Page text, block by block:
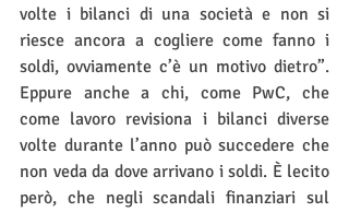
volte i bilanci di una società e non si
riesce ancora a cogliere come fanno i
soldi, ovviamente c’è un motivo dietro”.
Eppure anche a chi, come PwC, che
come lavoro revisiona i bilanci diverse
volte durante l’anno può succedere che
non veda da dove arrivano i soldi. È lecito
però, che negli scandali finanziari sul